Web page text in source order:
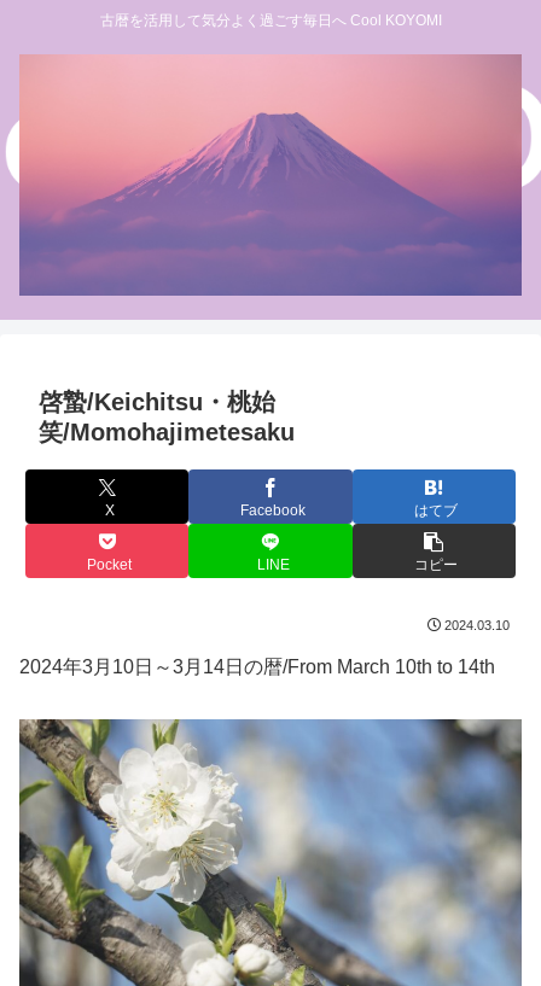
古暦を活用して気分よく過ごす毎日へ Cool KOYOMI
啓蟄/Keichitsu・桃始
笑/Momohajimetesaku
X Facebook はてブ
Pocket LINE コピー
2024.03.10
2024年3月10日～3月14日の暦/From March 10th to 14th